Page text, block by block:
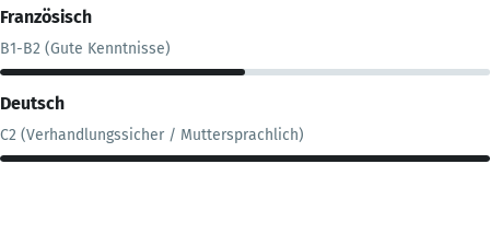
Französisch
B1-B2 (Gute Kenntnisse)
Deutsch
C2 (Verhandlungssicher / Muttersprachlich)